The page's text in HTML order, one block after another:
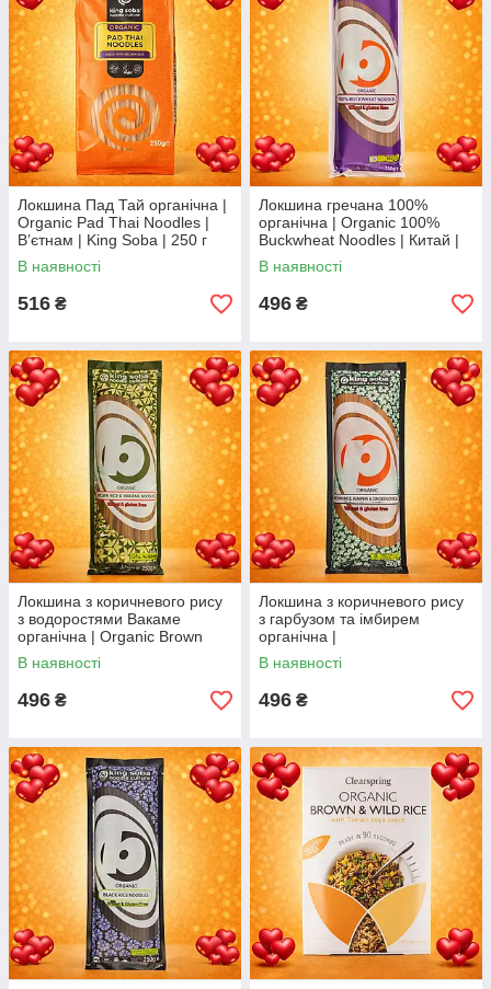
Локшина Пад Тай органічна |
Organic Pad Thai Noodles |
Вʼєтнам | King Soba | 250 г
VG
В наявності
516 ₴
Локшина гречана 100%
органічна | Organic 100%
Buckwheat Noodles | Китай |
King Soba | 250 г VG
В наявності
496 ₴
Локшина з коричневого рису
з водоростями Вакаме
органічна | Organic Brown
Rice & Wakame Noodles |
Китай | King Soba | 250 г VG
В наявності
496 ₴
Локшина з коричневого рису
з гарбузом та імбирем
органічна |
OrganicBrownRice,Pumpkin&
Ginger Noodles | Китай | King
В наявності
496 ₴